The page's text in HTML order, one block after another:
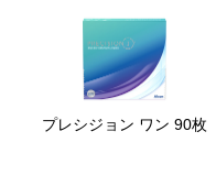
プレシジョン ワン 90枚